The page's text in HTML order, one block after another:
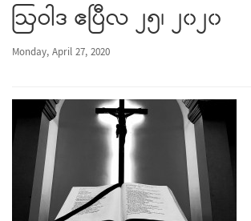
ဩဝါဒ ဧပြီလ ၂၅၊ ၂၀၂၀
Monday, April 27, 2020